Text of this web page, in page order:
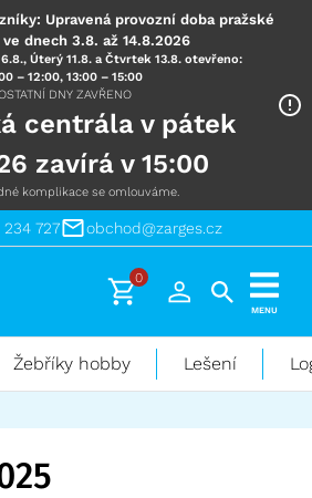
Upravená provozní doba pražské
dnech 3.8. až 14.8.2026
Úterý 11.8. a Čtvrtek 13.8. otevřeno:
– 12:00, 13:00 – 15:00
DNY ZAVŘENO
centrála v pátek
zavírá v 15:00
komplikace se omlouváme.
727 obchod@zarges.cz
0
MENU
Žebříky hobby Lešení